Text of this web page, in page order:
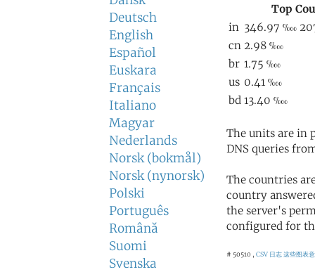
Deutsch
English
Español
Euskara
Français
Italiano
Magyar
Nederlands
Norsk (bokmål)
Norsk (nynorsk)
Polski
Português
Română
Suomi
Svenska
The units are in
DNS queries
The countries
country
the server's
configured for
# 50510 , CSV 日志这些图表